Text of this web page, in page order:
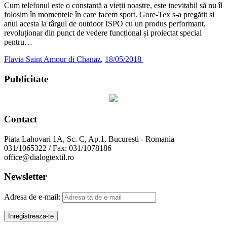
Cum telefonul este o constantă a vieții noastre, este inevitabil să nu îl
folosim în momentele în care facem sport. Gore-Tex s-a pregătit și
anul acesta la târgul de outdoor ISPO cu un produs performant,
revoluționar din punct de vedere funcțional și proiectat special
pentru…
Flavia Saint Amour di Chanaz, 18/05/2018
Publicitate
Contact
Piata Lahovari 1A, Sc. C, Ap.1, Bucuresti - Romania
031/1065322 / Fax: 031/1078186
office@dialogtextil.ro
Newsletter
Adresa de e-mail: